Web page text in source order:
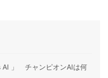
AI 」 チャンピオンAIは何